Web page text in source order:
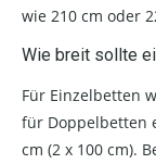
wie 210 cm oder
Wie breit sollte
Für Einzelbetten
für Doppelbetten
cm (2 x 100 cm).